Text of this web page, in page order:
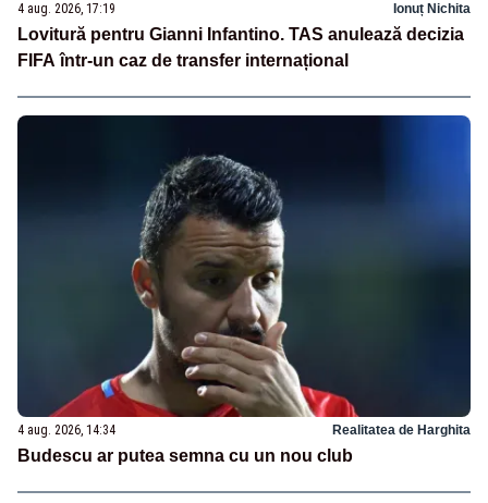
4 aug. 2026, 17:19 Ionuț Nichita
Lovitură pentru Gianni Infantino. TAS anulează decizia
FIFA într-un caz de transfer internațional
4 aug. 2026, 14:34 Realitatea de Harghita
Budescu ar putea semna cu un nou club